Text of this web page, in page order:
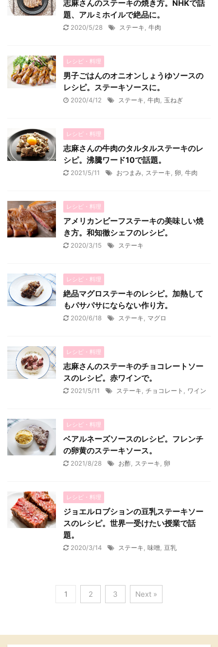
志麻さんのステーキの焼き方。NHKで話
題、アルミホイルで絶品に。
2020/5/28 ステーキ 牛肉
レシピ・料理
男子ごはんのオニオンしょうゆソースの
レシピ。ステーキソースに。
2020/4/12 ステーキ 牛肉 玉ねぎ
レシピ・料理
志麻さんの牛肉のタルタルステーキのレ
シピ。沸騰ワード10で話題。
2021/5/11 おつまみ ステーキ 卵 牛肉
レシピ・料理
アメリカンビーフステーキの美味しい焼
き方。和知徹シェフのレシピ。
2020/3/15 ステーキ
レシピ・料理
絶品マグロステーキのレシピ。加熱して
もパサパサにならない作り方。
2020/6/18 ステーキ マグロ
レシピ・料理
志麻さんのステーキのチョコレートソー
スのレシピ。赤ワインで。
2021/5/11 ステーキ チョコレート ワイン
レシピ・料理
ベアルネーズソースのレシピ。フレンチ
の卵黄のステーキソース。
2021/8/28 お酢 ステーキ 卵
レシピ・料理
ジョエルロブションの豆乳ステーキソー
スのレシピ。世界一受けたい授業で話
題。
2020/3/14 ステーキ 味噌 豆乳
1 2 3 Next »